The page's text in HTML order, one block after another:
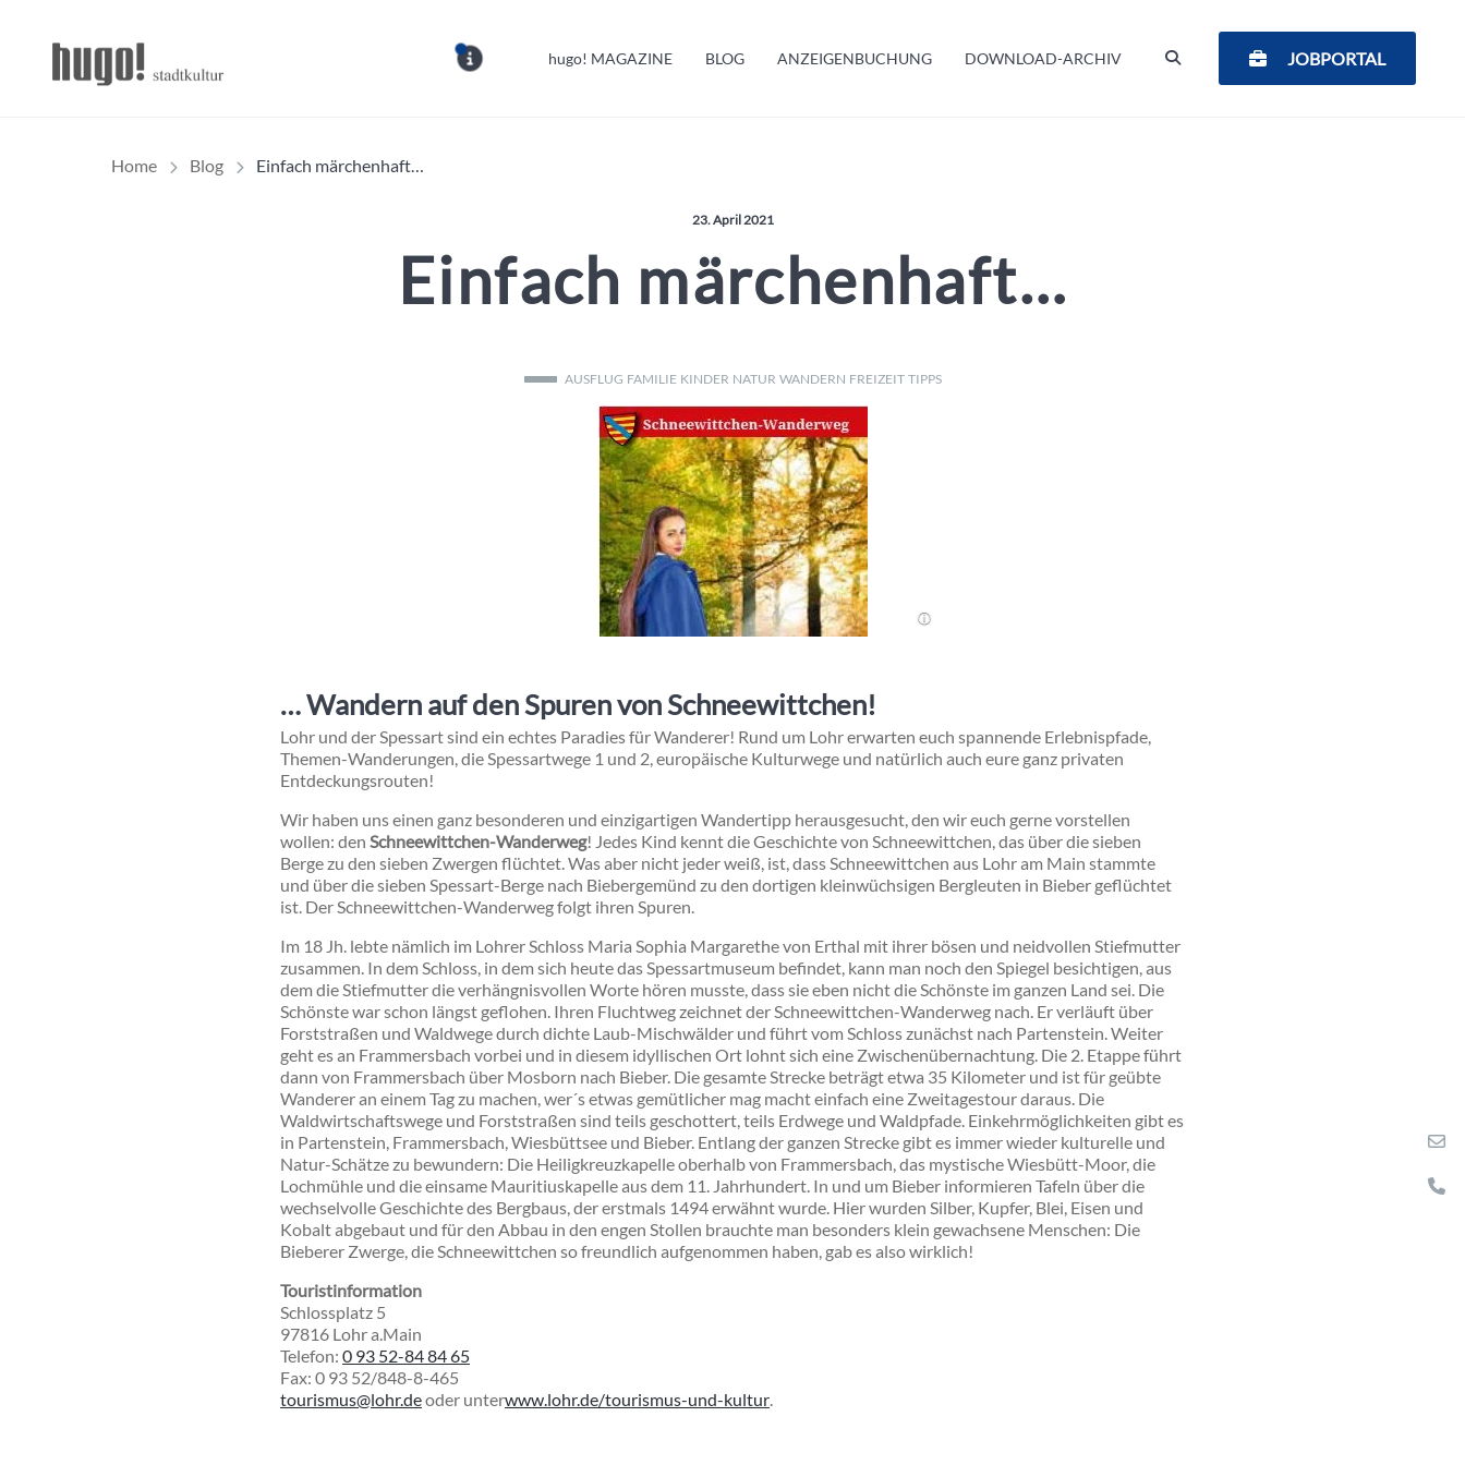
hugo! MAGAZINE BLOG ANZEIGENBUCHUNG DOWNLOAD-ARCHIV JOBPORTAL
Home Blog Einfach märchenhaft…
Veröffentlicht am:
23. April 2021
Einfach märchenhaft…
AUSFLUG FAMILIE KINDER NATUR WANDERN FREIZEIT TIPPS
… Wandernauf den Spuren von Schneewittchen!
Lohr und der Spessart sind ein echtes Paradies für Wanderer! Rund um Lohr erwarten euch spannende Erlebnispfade,
Themen-Wanderungen, die Spessartwege 1 und 2, europäische Kulturwege und natürlich auch eure ganz privaten
Entdeckungsrouten!
Wir haben uns einen ganz besonderen und einzigartigen Wandertipp herausgesucht, den wir euch gerne vorstellen
wollen: den Schneewittchen-Wanderweg! Jedes Kind kennt die Geschichte von Schneewittchen, das über die sieben
Berge zu den sieben Zwergen flüchtet. Was aber nicht jeder weiß, ist, dass Schneewittchen aus Lohr am Main stammte
und über die sieben Spessart-Berge nach Biebergemünd zu den dortigen kleinwüchsigen Bergleuten in Bieber geflüchtet
ist. Der Schneewittchen-Wanderweg folgt ihren Spuren.
Im 18 Jh. lebte nämlich im Lohrer Schloss Maria Sophia Margarethe von Erthal mit ihrer bösen und neidvollen Stiefmutter
zusammen. In dem Schloss, in dem sich heute dasSpessartmuseum befindet, kann man noch den Spiegel besichtigen, aus
dem die Stiefmutter die verhängnisvollen Worte hören musste, dass sie eben nicht die Schönste im ganzen Land sei. Die
Schönste war schon längst geflohen. Ihren Fluchtweg zeichnet der Schneewittchen-Wanderweg nach. Er verläuft über
Forststraßen und Waldwege durch dichte Laub-Mischwälder und führt vom Schloss zunächst nach Partenstein. Weiter
geht es an Frammersbach vorbei und in diesem idyllischen Ort lohnt sich eine Zwischenübernachtung. Die 2. Etappe führt
dann von Frammersbach über Mosborn nach Bieber. Die gesamte Strecke beträgt etwa 35 Kilometer und ist für geübte
Wanderer an einem Tag zu machen, wer´s etwas gemütlicher mag macht einfach eine Zweitagestour daraus. Die
Waldwirtschaftswege und Forststraßen sind teils geschottert, teils Erdwege und Waldpfade. Einkehrmöglichkeiten gibt es
in Partenstein, Frammersbach, Wiesbüttsee und Bieber. Entlang der ganzen Strecke gibt es immer wieder kulturelle und
Natur-Schätze zu bewundern: Die Heiligkreuzkapelle oberhalb von Frammersbach, das mystische Wiesbütt-Moor, die
Lochmühle und die einsame Mauritiuskapelle aus dem 11. Jahrhundert. In und um Bieber informieren Tafeln über die
wechselvolleGeschichte des Bergbaus,der erstmals 1494 erwähnt wurde. Hier wurden Silber, Kupfer, Blei, Eisen und
Kobalt abgebaut und für den Abbau in den engen Stollen brauchte man besonders klein gewachsene Menschen: Die
Bieberer Zwerge, die Schneewittchen so freundlich aufgenommen haben, gab es also wirklich!
Touristinformation
Schlossplatz 5
97816 Lohr a.Main
Telefon: 0 93 52-84 84 65
Fax: 0 93 52/848-8-465
tourismus@lohr.deoder unterwww.lohr.de/tourismus-und-kultur.